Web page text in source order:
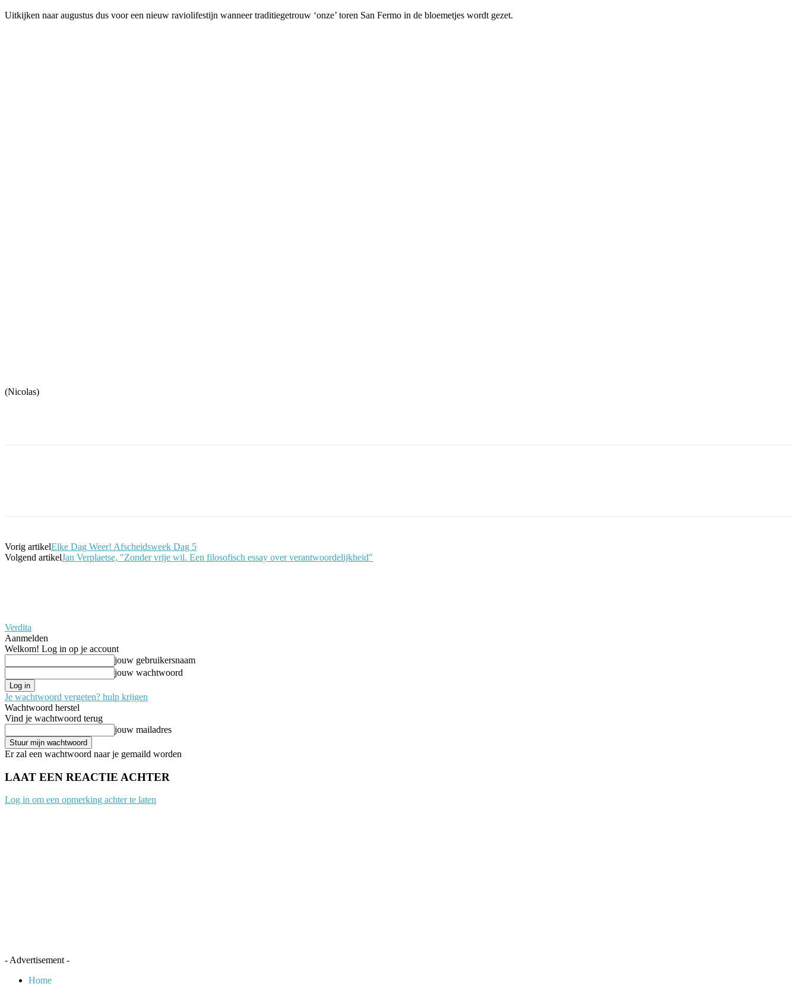
Uitkijken naar augustus dus voor een nieuw raviolifestijn wanneer traditiegetrouw ‘onze’ toren San Fermo in de bloemetjes wordt gezet.
(Nicolas)
Vorig artikelElke Dag Weer! Afscheidsweek Dag 5
Volgend artikelJan Verplaetse, "Zonder vrije wil. Een filosofisch essay over verantwoordelijkheid"
Verdita
Aanmelden
Welkom! Log in op je account
jouw gebruikersnaam
jouw wachtwoord
Je wachtwoord vergeten? hulp krijgen
Wachtwoord herstel
Vind je wachtwoord terug
jouw mailadres
Er zal een wachtwoord naar je gemaild worden
LAAT EEN REACTIE ACHTER
Log in om een opmerking achter te laten
- Advertisement -
Home